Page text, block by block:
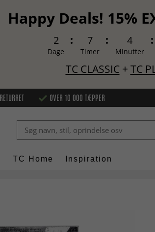
Happy Deals! 15%
2
Dage
7
Timer
4
Minutter
TC CLASSIC+ TC
OVER 10 000 TÆPPER
TC Home Inspiration